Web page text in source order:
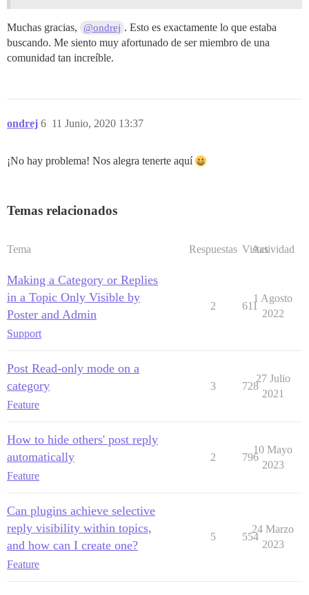
Muchas gracias, @ondrej . Esto es exactamente lo que estaba
buscando. Me siento muy afortunado de ser miembro de una
comunidad tan increíble.
ondrej 11 Junio, 2020 13:37
6
¡No hay problema! Nos alegra tenerte aquí
Temas relacionados
Tema Respuestas Vistas
Actividad
Making a Category or Replies
in a Topic Only Visible by
Poster and Admin
Support
2 611
1 Agosto
2022
Post Read-only mode on a
category
Feature
3 728
27 Julio
2021
How to hide others' post reply
automatically
Feature
2 796
10 Mayo
2023
Can plugins achieve selective
reply visibility within topics,
and how can I create one?
Feature
5 554
24 Marzo
2023